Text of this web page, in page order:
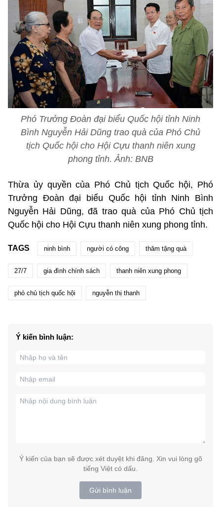
Phó Trưởng Đoàn đại biểu Quốc hội tỉnh Ninh
Bình Nguyễn Hải Dũng trao quà của Phó Chủ
tịch Quốc hội cho Hội Cựu thanh niên xung
phong tỉnh. Ảnh: BNB
Thừa ủy quyền của Phó Chủ tịch Quốc hội, Phó
Trưởng Đoàn đại biểu Quốc hội tỉnh Ninh Bình
Nguyễn Hải Dũng, đã trao quà của Phó Chủ tịch
Quốc hội cho Hội Cựu thanh niên xung phong tỉnh.
TAGS ninh bình người có công thăm tặng quà
27/7 gia đình chính sách thanh niên xung phong
phó chủ tịch quốc hội nguyễn thị thanh
Ý kiến bình luận:
Ý kiến của bạn sẽ được xét duyệt khi đăng. Xin vui lòng gõ
tiếng Việt có dấu.
Gửi bình luận